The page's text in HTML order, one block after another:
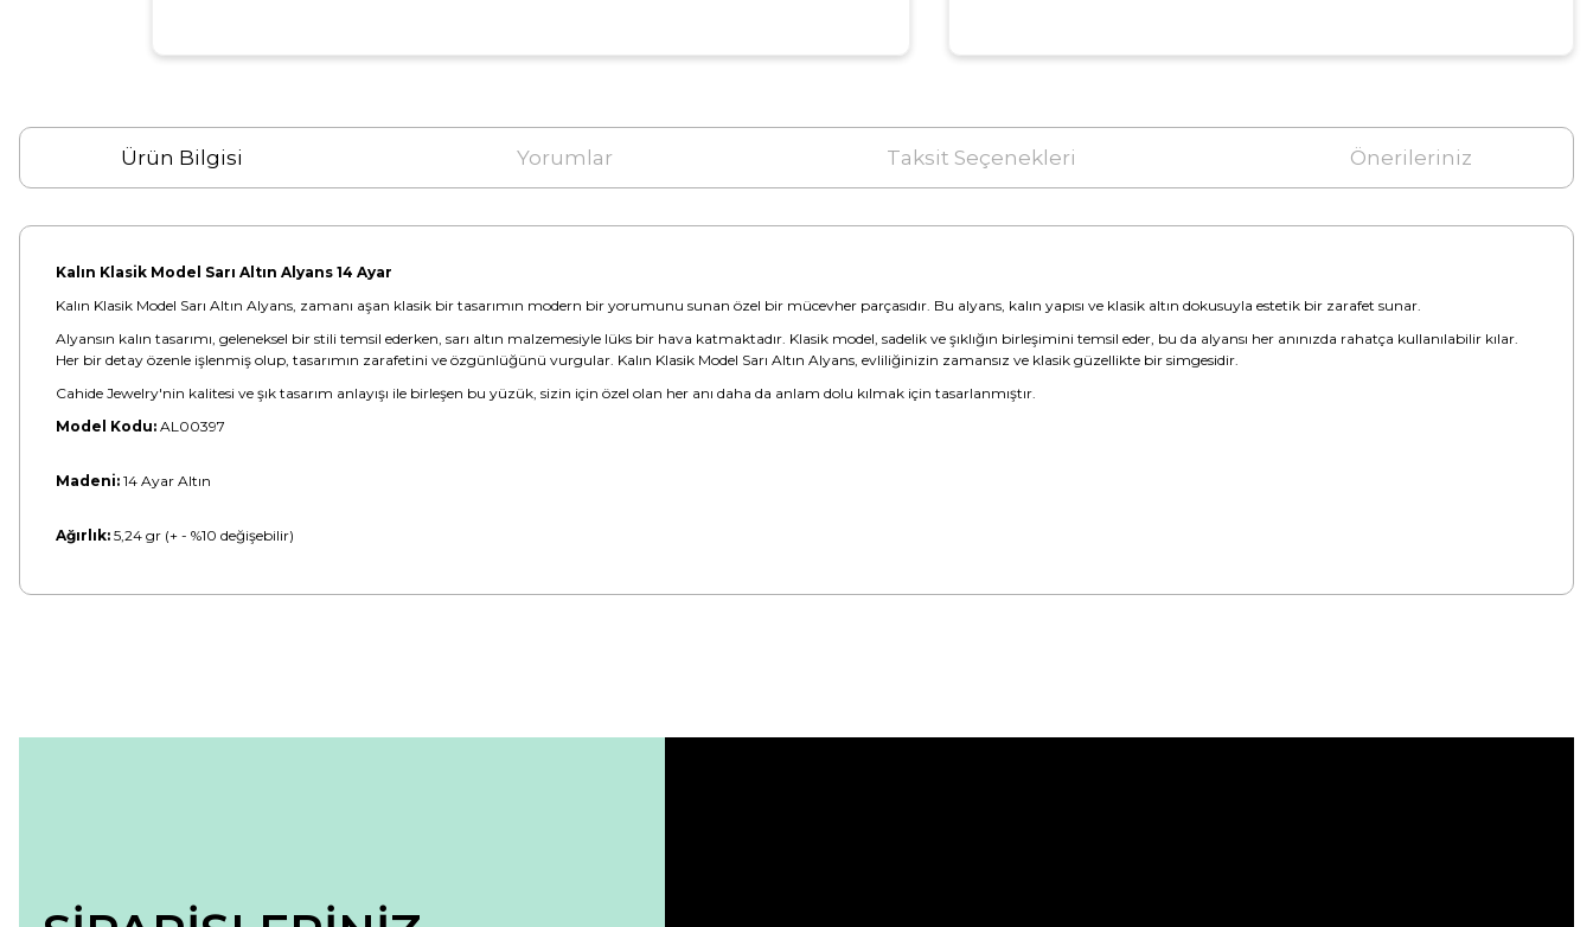
Ürün Bilgisi Yorumlar Taksit Seçenekleri Önerileriniz
Kalın Klasik Model Sarı Altın Alyans 14 Ayar
Kalın Klasik Model Sarı Altın Alyans, zamanı aşan klasik bir tasarımın modern bir yorumunu sunan özel bir mücevher parçasıdır. Bu alyans, kalın yapısı ve klasik altın dokusuyla estetik bir zarafet sunar.
Alyansın kalın tasarımı, geleneksel bir stili temsil ederken, sarı altın malzemesiyle lüks bir hava katmaktadır. Klasik model, sadelik ve şıklığın birleşimini temsil eder, bu da alyansı her anınızda rahatça kullanılabilir kılar.
Her bir detay özenle işlenmiş olup, tasarımın zarafetini ve özgünlüğünü vurgular. Kalın Klasik Model Sarı Altın Alyans, evliliğinizin zamansız ve klasik güzellikte bir simgesidir.
Cahide Jewelry'nin kalitesi ve şık tasarım anlayışı ile birleşen bu yüzük, sizin için özel olan her anı daha da anlam dolu kılmak için tasarlanmıştır.
Model Kodu: AL00397
Madeni: 14 Ayar Altın
Ağırlık: 5,24 gr (+ - %10 değişebilir)